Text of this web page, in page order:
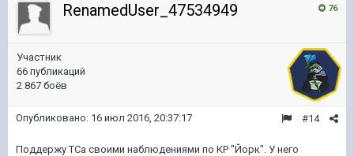
76
RenamedUser_47534949
Участник
66 публикаций
2 867 боёв
#14
Опубликовано: 16 июл 2016, 20:37:17
Поддержу ТСа своими наблюдениями по КР "Йорк". У него